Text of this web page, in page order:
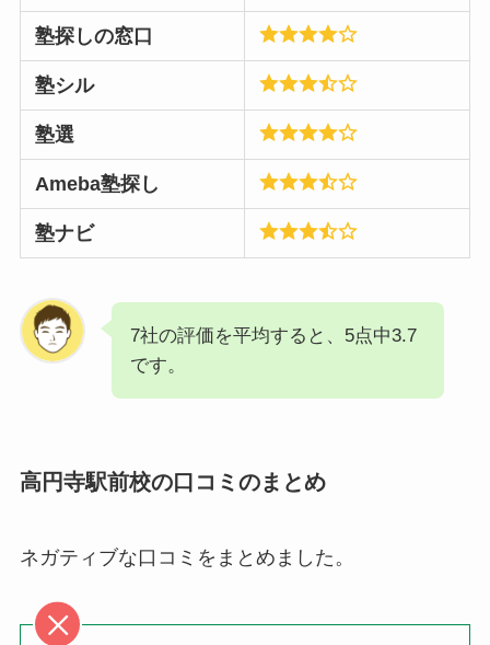
塾探しの窓口
塾シル
塾選
Ameba塾探し
塾ナビ
7社の評価を平均すると、5点中3.7
です。
高円寺駅前校の口コミのまとめ
ネガティブな口コミをまとめました。